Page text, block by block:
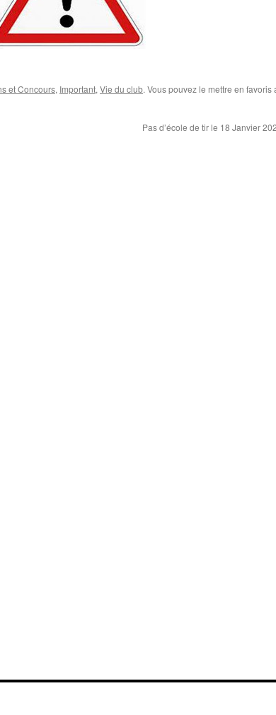
et Concours, Important, Vie du club. Vous pouvez le mettre en favoris
Pas d’école de tir le 18 Janvier